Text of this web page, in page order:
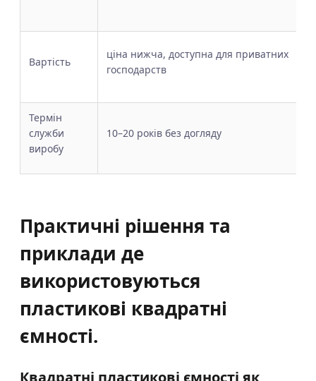
Вартість
ціна нижча, доступна для приватних
господарств
Термін
служби
виробу
10–20 років без догляду
Практичні рішення та
приклади де
використовуються
пластикові квадратні
ємності.
Квадратні пластикові ємності як